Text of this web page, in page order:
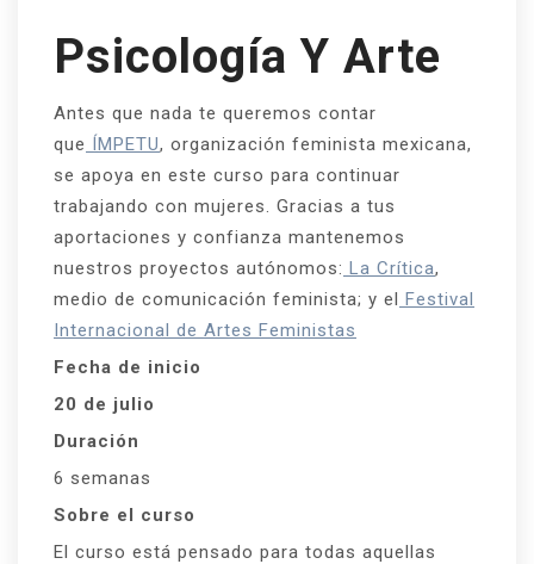
Psicología Y Arte
Antes que nada te queremos contar
que ÍMPETU, organización feminista mexicana,
se apoya en este curso para continuar
trabajando con mujeres. Gracias a tus
aportaciones y confianza mantenemos
nuestros proyectos autónomos: La Crítica,
medio de comunicación feminista; y el Festival
Internacional de Artes Feministas
Fecha de inicio
20 de julio
Duración
6 semanas
Sobre el curso
El curso está pensado para todas aquellas